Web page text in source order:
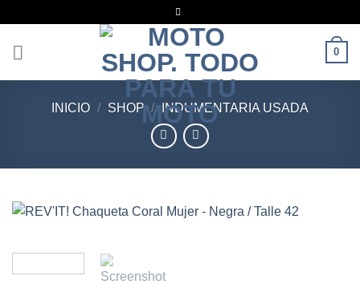
contenido
0
INICIO / SHOP / INDUMENTARIA USADA